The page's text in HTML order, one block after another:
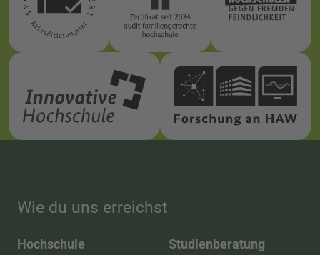
Wie du uns erreichst
Hochschule
Studienberatung